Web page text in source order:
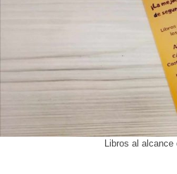
Libros al alcance